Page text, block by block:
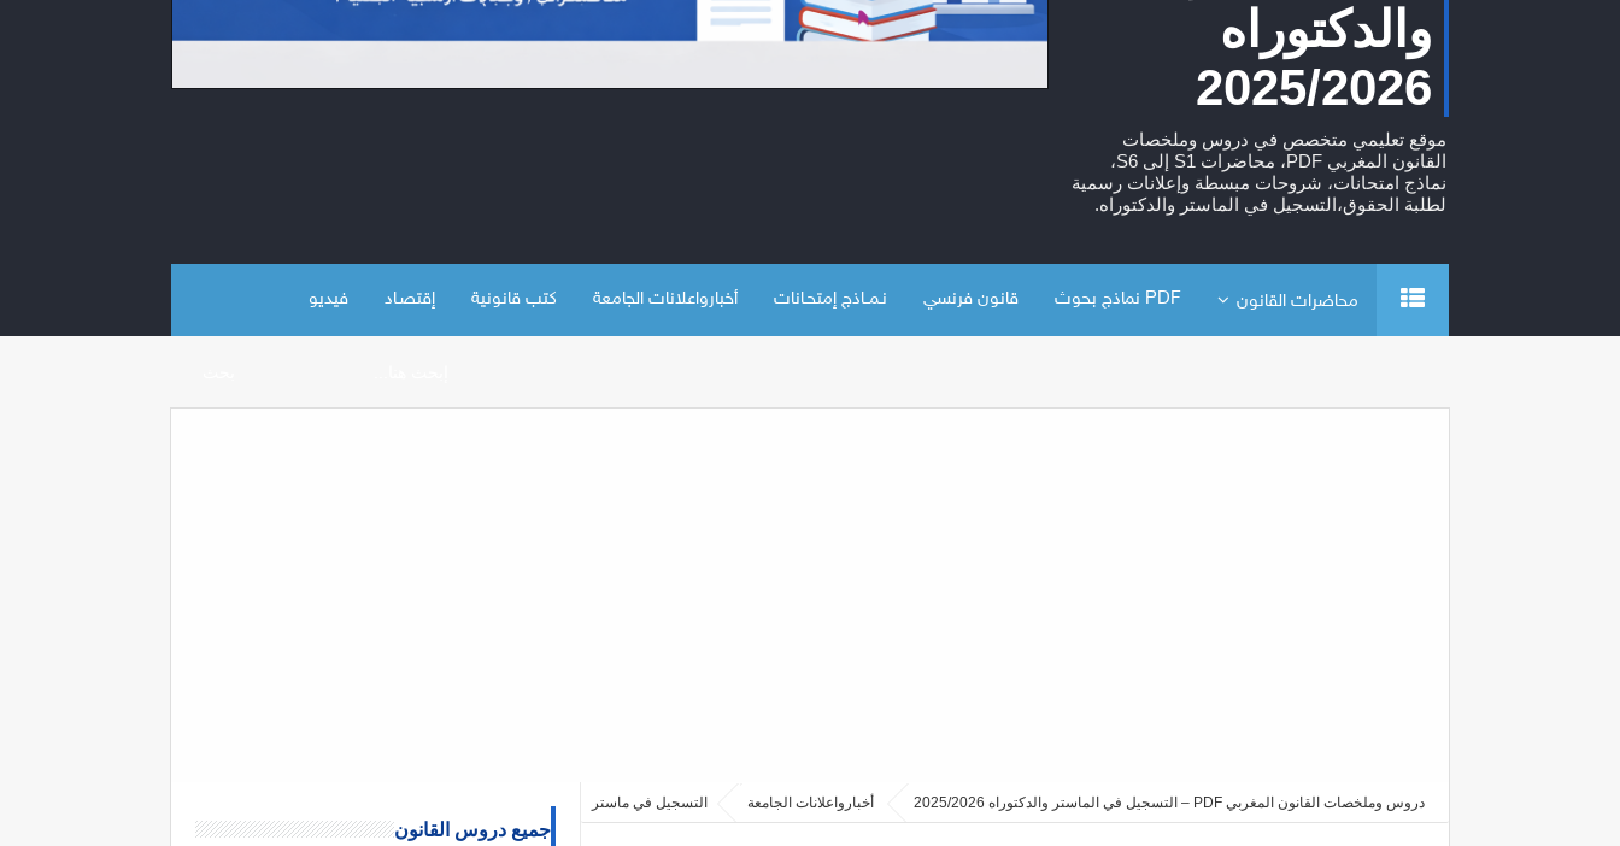
والدكتوراه
2025/2026
موقع تعليمي متخصص في دروس وملخصات
القانون المغربي PDF، محاضرات S1 إلى S6،
نماذج امتحانات، شروحات مبسطة وإعلانات رسمية
لطلبة الحقوق،التسجيل في الماستر والدكتوراه.
محاضرات القانون PDF نماذج بحوث قانون فرنسي نـمــاذج إمتحـانات أخبارواعلانات الجامعة كتب قانونية إقتصـاد فيديو
دروس وملخصات القانون المغربي PDF – التسجيل في الماستر والدكتوراه 2025/2026 أخبارواعلانات الجامعة
التسجيل في ماستر
جميع دروس القانون